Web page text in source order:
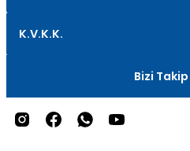
K.V.K.K.
Bizi